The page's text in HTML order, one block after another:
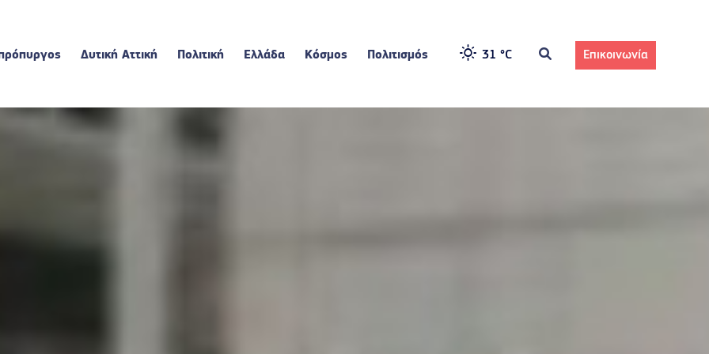
Δυτική Αττική Πολιτική Ελλάδα Κόσμος Πολιτισμός 31 °C Επικοινωνία